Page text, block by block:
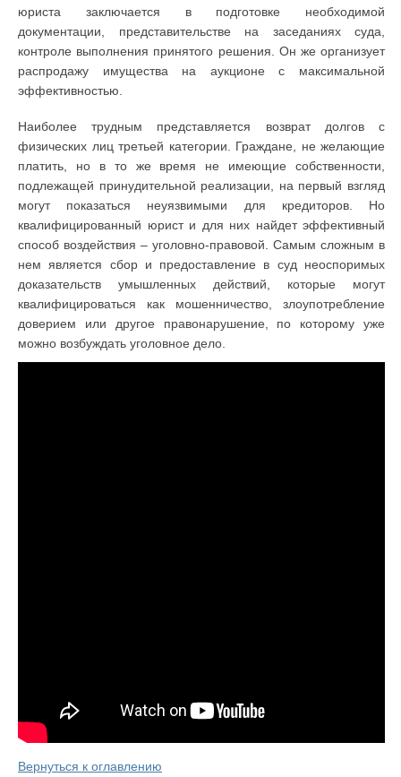
юриста заключается в подготовке необходимой
документации, представительстве на заседаниях суда,
контроле выполнения принятого решения. Он же организует
распродажу имущества на аукционе с максимальной
эффективностью.
Наиболее трудным представляется возврат долгов с
физических лиц третьей категории. Граждане, не желающие
платить, но в то же время не имеющие собственности,
подлежащей принудительной реализации, на первый взгляд
могут показаться неуязвимыми для кредиторов. Но
квалифицированный юрист и для них найдет эффективный
способ воздействия – уголовно-правовой. Самым сложным в
нем является сбор и предоставление в суд неоспоримых
доказательств умышленных действий, которые могут
квалифицироваться как мошенничество, злоупотребление
доверием или другое правонарушение, по которому уже
можно возбуждать уголовное дело.
Вернуться к оглавлению